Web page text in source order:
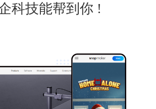
科技能帮到你 !